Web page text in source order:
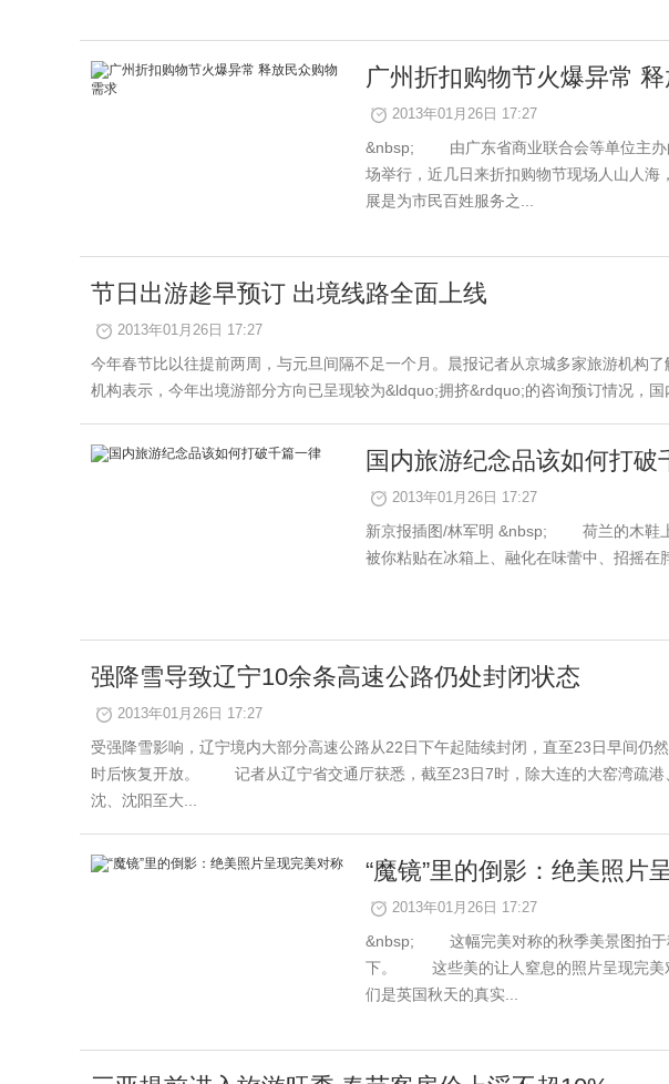
广州折扣购物节火爆异常
2013年01月26日 17:27
&nbsp; 由广东省商业联合会等单位主办
场举行，近几日来折扣购物节现场人山人
展是为市民百姓服务之...
节日出游趁早预订 出境线路全面上线
2013年01月26日 17:27
今年春节比以往提前两周，与元旦间隔不足一个月。晨报记者从京城多家旅游机构
机构表示，今年出境游部分方向已呈现较为&ldquo;拥挤&rdquo;的咨询预订情况
国内旅游纪念品该如何打破
2013年01月26日 17:27
新京报插图/林军明 &nbsp; 荷兰的木鞋
被你粘贴在冰箱上、融化在味蕾中、招摇在
强降雪导致辽宁10余条高速公路仍处封闭状态
2013年01月26日 17:27
受强降雪影响，辽宁境内大部分高速公路从22日下午起陆续封闭，直至23日早间仍
时后恢复开放。 记者从辽宁省交通厅获悉，截至23日7时，除大连的大窑湾疏港
沈、沈阳至大...
“魔镜”里的倒影：绝美照片
2013年01月26日 17:27
&nbsp; 这幅完美对称的秋季美景图拍于
下。 这些美的让人窒息的照片呈现完美
们是英国秋天的真实...